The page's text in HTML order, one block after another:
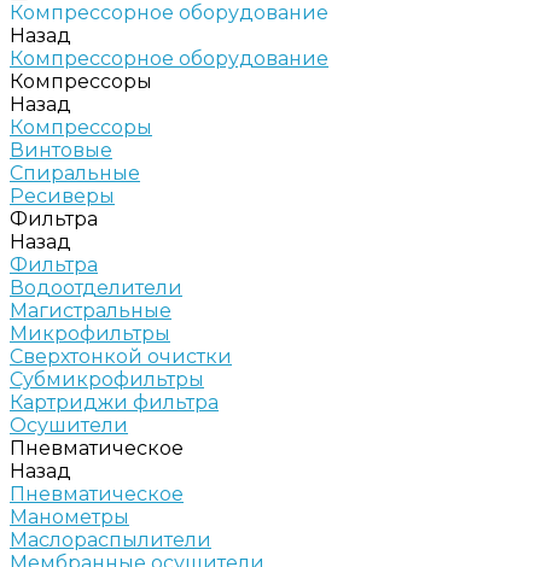
Компрессорное оборудование
Назад
Компрессорное оборудование
Компрессоры
Назад
Компрессоры
Винтовые
Спиральные
Ресиверы
Фильтра
Назад
Фильтра
Водоотделители
Магистральные
Микрофильтры
Сверхтонкой очистки
Субмикрофильтры
Картриджи фильтра
Осушители
Пневматическое
Назад
Пневматическое
Манометры
Маслораспылители